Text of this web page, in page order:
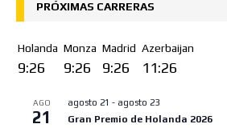
PRÓXIMAS CARRERAS
Holanda
9:26
Monza
9:26
Madrid
9:26
Azerbaijan
11:26
AGO
21
agosto 21 - agosto 23
Gran Premio de Holanda 2026